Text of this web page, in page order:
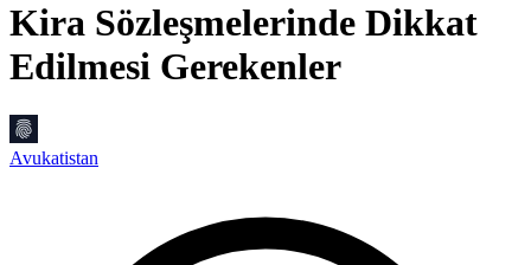
Kira Sözleşmelerinde Dikkat
Edilmesi Gerekenler
Avukatistan